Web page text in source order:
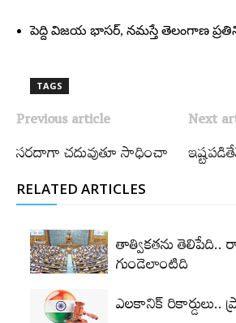
పెద్ది విజయ భాసర్‌, నమస్తే తెలంగాణ
TAGS
Previous article
సరదాగా చదువుతూ సాధించా
Next
RELATED ARTICLES
తాత్వికతను తెలిపేది..
గుండెలాంటిది
ఎలకానిక్‌ రికార్డులు..